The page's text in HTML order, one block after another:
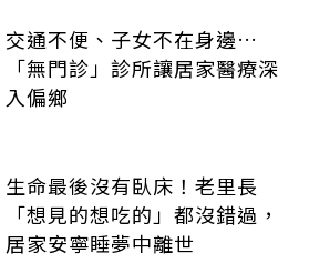
交通不便、子女不在身邊…
「無門診」診所讓居家醫療深
入偏鄉
生命最後沒有臥床！老里長
「想見的想吃的」都沒錯過，
居家安寧睡夢中離世